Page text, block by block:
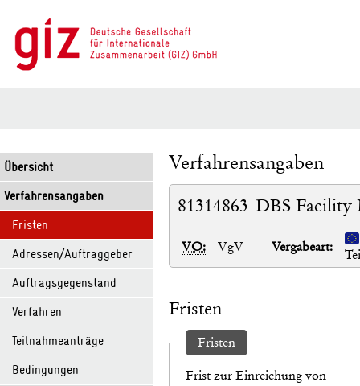
Übersicht
Verfahrensangaben
Fristen
Adressen/Auftraggeber
Auftragsgegenstand
Verfahren
Teilnahmeanträge
Bedingungen
Verfahrensangaben
81314863-DBS Facility
VO: VgV Vergabeart:
Fristen
Fristen
Frist zur Einreichung von